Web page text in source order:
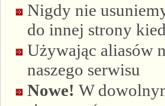
Nigdy nie
do innej strony
Używając aliasów
naszego serwisu
Nowe! W